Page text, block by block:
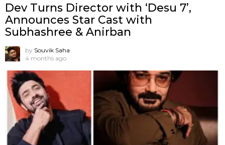
Dev Turns Director with ‘Desu 7’,
Announces Star Cast with
Subhashree & Anirban
by Souvik Saha
4 months ago